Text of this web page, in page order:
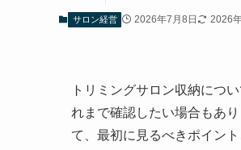
サロン経営 2026年7月8日 2026
トリミングサロン収納につ
れまで確認したい場合もあ
て、最初に見るべきポイン